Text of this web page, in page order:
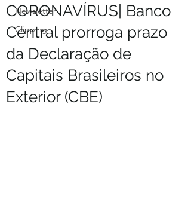
Newsletter
Clipping
CORONAVÍRUS| Banco
Central prorroga prazo
da Declaração de
Capitais Brasileiros no
Exterior (CBE)